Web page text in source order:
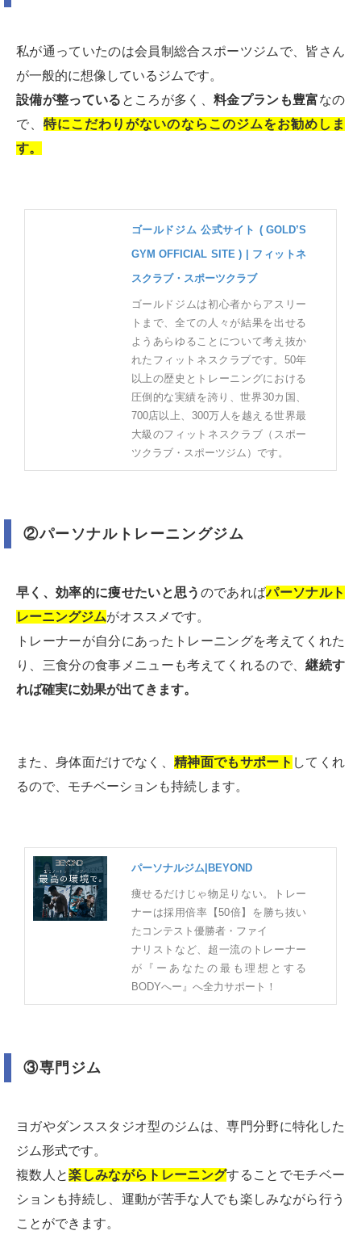
私が通っていたのは会員制総合スポーツジムで、皆さん
が一般的に想像しているジムです。
設備が整っている ところが多く、料金プランも豊富なの
で、特にこだわりがないのならこのジムをお勧めしま
す。
ゴールドジム 公式サイト ( GOLD’S
GYM OFFICIAL SITE ) | フィットネ
スクラブ・スポーツクラブ
ゴールドジムは初心者からアスリー
トまで、全ての人々が結果を出せる
ようあらゆることについて考え抜か
れたフィットネスクラブです。50年
以上の歴史とトレーニングにおける
圧倒的な実績を誇り、世界30カ国、
700店以上、300万人を越える世界最
大級のフィットネスクラブ（スポー
ツクラブ・スポーツジム）です。
②パーソナルトレーニングジム
早く、効率的に痩せたいと思う のであればパーソナルト
レーニングジムがオススメです。
トレーナーが自分にあったトレーニングを考えてくれた
り、三食分の食事メニューも考えてくれるので、継続す
れば確実に効果が出てきます。
また、身体面だけでなく、 精神面でもサポート してくれ
るので、モチベーションも持続します。
パーソナルジム|BEYOND
痩せるだけじゃ物足りない。トレー
ナーは採用倍率【50倍】を勝ち抜い
たコンテスト優勝者・ファイ
ナリストなど、超一流のトレーナー
が『ーあなたの最も理想とする
BODYへー』へ全力サポート！
③専門ジム
ヨガやダンススタジオ型のジムは、専門分野に特化した
ジム形式です。
複数人と楽しみながらトレーニングすることでモチベー
ションも持続し、運動が苦手な人でも楽しみながら行う
ことができます。